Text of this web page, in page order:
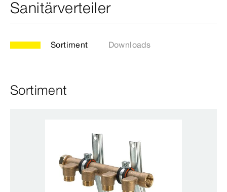
Sanitärverteiler
Sortiment Downloads
Sortiment